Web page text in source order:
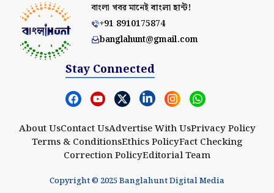
বাংলা খবর মানেইবাংলা হান্ট!
+91 8910175874
banglahunt@gmail.com
Stay Connected
About UsContact UsAdvertise With UsPrivacy Policy
Terms & ConditionsEthics PolicyFact Checking
Correction PolicyEditorial Team
Copyright © 2025 Banglahunt Digital Media